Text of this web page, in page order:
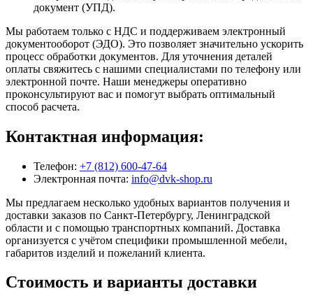
документ (УПД).
Мы работаем только с НДС и поддерживаем электронный
документооборот (ЭДО). Это позволяет значительно ускорить
процесс обработки документов. Для уточнения деталей
оплаты свяжитесь с нашими специалистами по телефону или
электронной почте. Наши менеджеры оперативно
проконсультируют вас и помогут выбрать оптимальный
способ расчета.
Контактная информация:
Телефон: +7 (812) 600-47-64
Электронная почта: info@dvk-shop.ru
Мы предлагаем несколько удобных вариантов получения и
доставки заказов по Санкт-Петербургу, Ленинградской
области и с помощью транспортных компаний. Доставка
организуется с учётом специфики промышленной мебели,
габаритов изделий и пожеланий клиента.
Стоимость и варианты доставки